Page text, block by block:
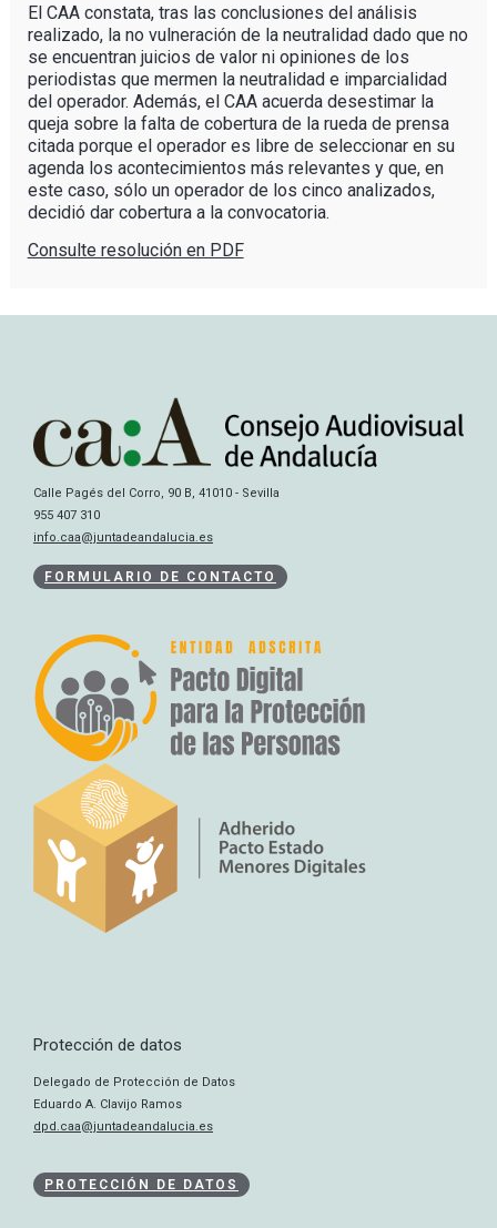
El CAA constata, tras las conclusiones del análisis
realizado, la no vulneración de la neutralidad dado que no
se encuentran juicios de valor ni opiniones de los
periodistas que mermen la neutralidad e imparcialidad
del operador. Además, el CAA acuerda desestimar la
queja sobre la falta de cobertura de la rueda de prensa
citada porque el operador es libre de seleccionar en su
agenda los acontecimientos más relevantes y que, en
este caso, sólo un operador de los cinco analizados,
decidió dar cobertura a la convocatoria.
Consulte resolución en PDF
Calle Pagés del Corro, 90 B, 41010 - Sevilla
955 407 310
info.caa@juntadeandalucia.es
FORMULARIO DE CONTACTO
Protección de datos
Delegado de Protección de Datos
Eduardo A. Clavijo Ramos
dpd.caa@juntadeandalucia.es
PROTECCIÓN DE DATOS